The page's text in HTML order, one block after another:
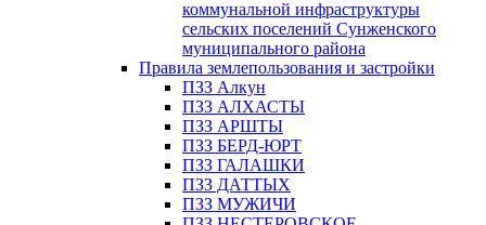
коммунальной инфраструктуры
сельских поселений Сунженского
муниципального района
Правила землепользования и застройки
ПЗЗ Алкун
ПЗЗ АЛХАСТЫ
ПЗЗ АРШТЫ
ПЗЗ БЕРД-ЮРТ
ПЗЗ ГАЛАШКИ
ПЗЗ ДАТТЫХ
ПЗЗ МУЖИЧИ